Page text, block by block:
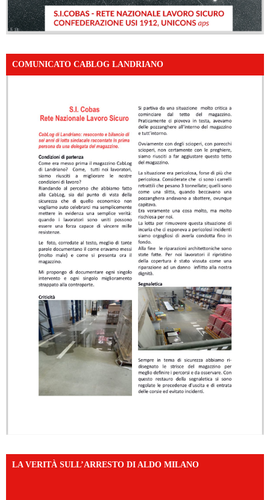
COMUNICATO CABLOG LANDRIANO
LA VERITÀ SULL’ARRESTO DI ALDO MILANO